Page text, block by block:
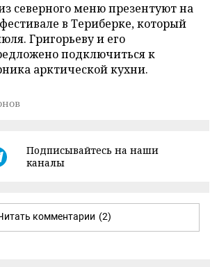
северного меню презентуют на
в Териберке, который
Григорьеву и его
подключиться к
арктической кухни.
Подписывайтесь на наши
каналы
комментарии (2)